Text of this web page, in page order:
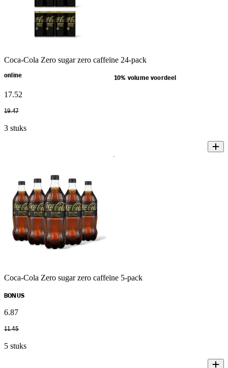
Coca-Cola Zero sugar zero caffeïne 24-pack
online 10% volume voordeel
17.52
19.47
3 stuks
Coca-Cola Zero sugar zero caffeïne 5-pack
BONUS
6.87
11.45
5 stuks